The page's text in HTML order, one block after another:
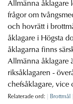
Allmänna åklagare
frågor om
och hovrätt i
åklagare i Högsta
åklagarna finns
Allmänna åklagare
riksåklagaren -
chefsåklagare, vice
Relaterade ord: Brottmål